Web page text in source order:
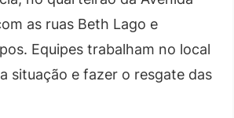
as ruas Beth Lago e
Equipes trabalham no local
situação e fazer o resgate das